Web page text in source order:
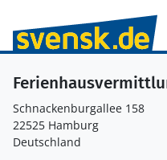
Schnackenburgallee 158
22525 Hamburg
Deutschland